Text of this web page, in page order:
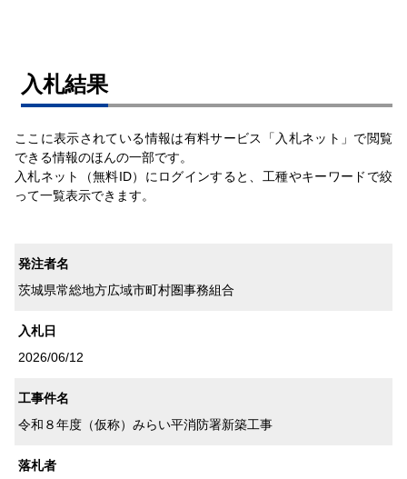
⼊札結果
ここに表示されている情報は有料サービス「入札ネット」で閲覧
できる情報のほんの一部です。
入札ネット（無料ID）にログインすると、工種やキーワードで絞
って一覧表示できます。
発注者名
茨城県常総地方広域市町村圏事務組合
入札日
2026/06/12
工事件名
令和８年度（仮称）みらい平消防署新築工事
落札者